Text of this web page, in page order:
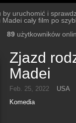
by uruchomić i
cały film po
89użytkowników
Zjazd
Madei
Feb. 25, 2022 USA
Komedia